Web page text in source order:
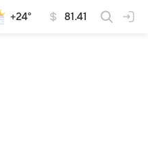
+24° 81.41